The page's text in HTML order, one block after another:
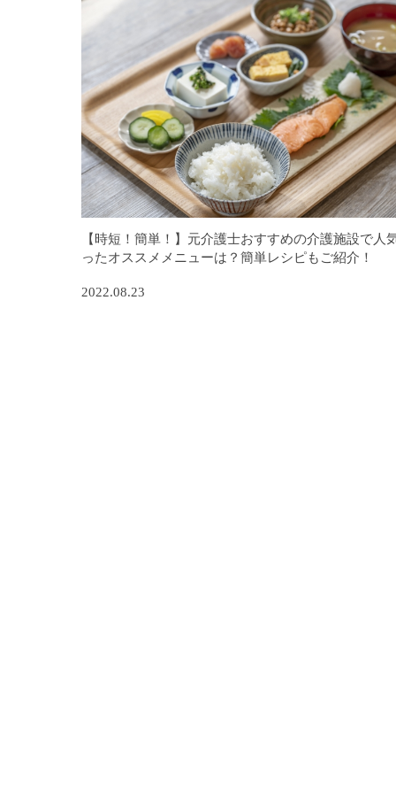
【時短！簡単！】元介護士おすすめの介護施設で人
ったオススメメニューは？簡単レシピもご紹介！
2022.08.23